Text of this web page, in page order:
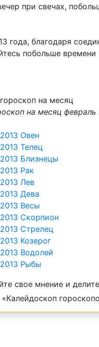
при свечах,
года, благодаря
побольше
на месяц
на месяц
Овен
Телец
Близнецы
Рак
Лев
Дева
Весы
Скорпион
Стрелец
Козерог
Водолей
Рыбы
свое мнение и